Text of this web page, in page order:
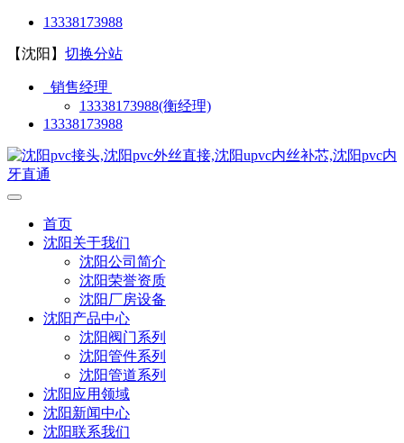
13338173988
【沈阳】 切换分站
销售经理
13338173988(衡经理)
13338173988
首页
沈阳关于我们
沈阳公司简介
沈阳荣誉资质
沈阳厂房设备
沈阳产品中心
沈阳阀门系列
沈阳管件系列
沈阳管道系列
沈阳应用领域
沈阳新闻中心
沈阳联系我们